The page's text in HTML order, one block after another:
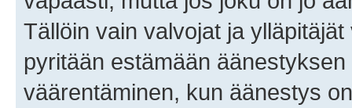
Tällöin vain valvojat ja
pyritään estämään
väärentäminen, kun äänestys